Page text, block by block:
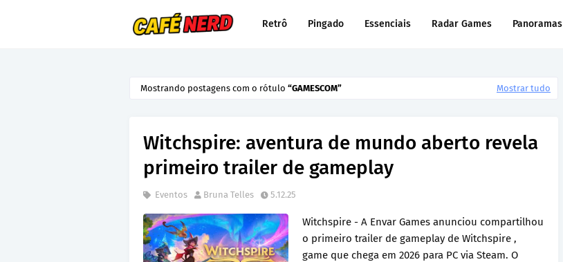
Retrô Pingado Essenciais Radar Games Panoramas
Mostrando postagens com o rótulo GAMESCOM Mostrar tudo
Witchspire: aventura de mundo aberto revela
primeiro trailer de gameplay
Eventos Bruna Telles 5.12.25
Witchspire - A Envar Games anunciou compartilhou
o primeiro trailer de gameplay de Witchspire ,
game que chega em 2026 para PC via Steam. O